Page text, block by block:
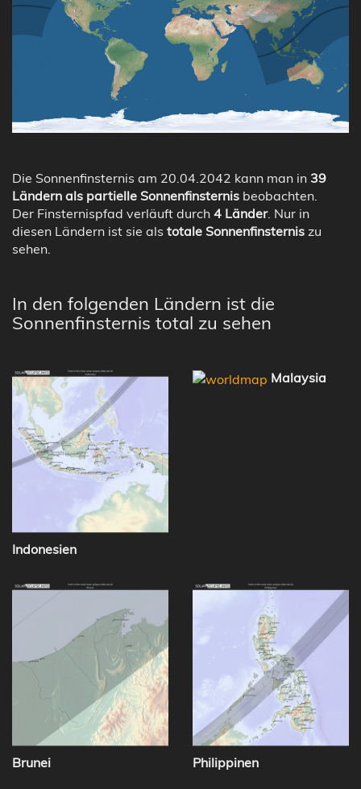
Die Sonnenfinsternis am 20.04.2042 kann man in 39
Ländern als partielle Sonnenfinsternis beobachten.
Der Finsternispfad verläuft durch 4 Länder. Nur in
diesen Ländern ist sie als totale Sonnenfinsternis zu
sehen.
In den folgenden Ländern ist die
Sonnenfinsternis total zu sehen
Indonesien
Malaysia
Brunei Philippinen